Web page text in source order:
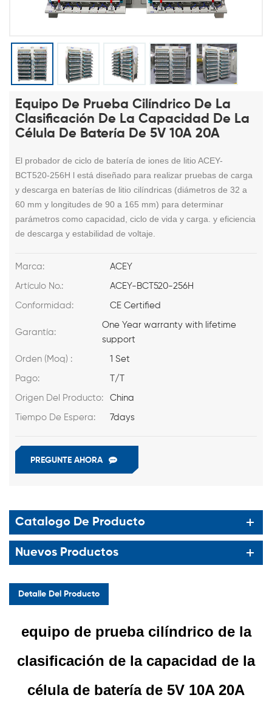
Equipo De Prueba Cilíndrico De La
Clasificación De La Capacidad De La
Célula De Batería De 5V 10A 20A
El probador de ciclo de batería de iones de litio ACEY-
BCT520-256H l está diseñado para realizar pruebas de carga
y descarga en baterías de litio cilíndricas (diámetros de 32 a
60 mm y longitudes de 90 a 165 mm) para determinar
parámetros como capacidad, ciclo de vida y carga. y eficiencia
de descarga y estabilidad de voltaje.
Marca: ACEY
Artículo No.: ACEY-BCT520-256H
Conformidad: CE Certified
Garantía:
One Year warranty with lifetime
support
Orden (Moq) : 1 Set
Pago: T/T
Origen Del Producto: China
Tiempo De Espera: 7days
PREGUNTE AHORA
Catalogo De Producto
Nuevos Productos
Detalle Del Producto
equipo de prueba cilíndrico de la
clasificación de la capacidad de la
célula de batería de 5V 10A 20A